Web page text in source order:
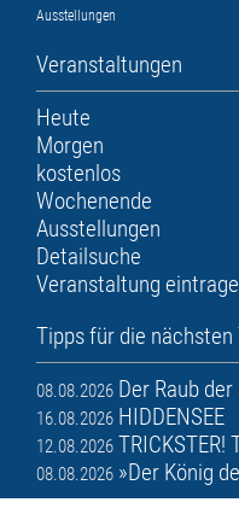
Ausstellungen
Veranstaltungen
Heute
Morgen
kostenlos
Wochenende
Ausstellungen
Detailsuche
Veranstaltung
Tipps für die nächsten
08.08.2026 Der Raub
16.08.2026 HIDDENSEE
12.08.2026 TRICKSTER!
08.08.2026 »Der König